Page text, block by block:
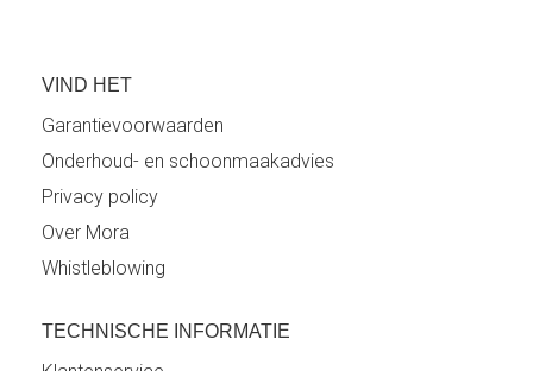
VIND HET
Garantievoorwaarden
Onderhoud- en schoonmaakadvies
Privacy policy
Over Mora
Whistleblowing
TECHNISCHE INFORMATIE